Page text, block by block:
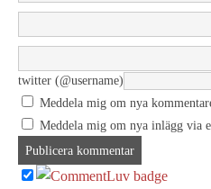
twitter (@username)
Meddela mig om nya
Meddela mig om nya inlägg via